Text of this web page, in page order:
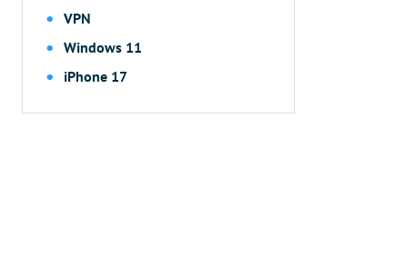
VPN
Windows 11
iPhone 17